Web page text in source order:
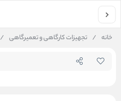
خانه / تجهیزات کارگاهی و تعمیرگاهی /